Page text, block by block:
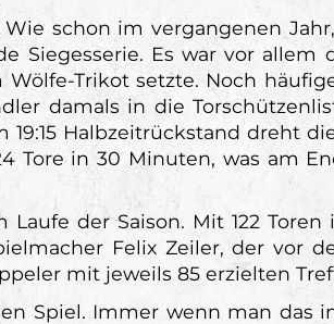
schon im vergangenen
Siegesserie. Es war vor allem
Trikot setzte. Noch
damals in die
Halbzeitrückstand dreht
Tore in 30 Minuten, was am
der Saison. Mit 122 Toren
Felix Zeiler, der vor
mit jeweils 85 erzielten
Spiel. Immer wenn man das